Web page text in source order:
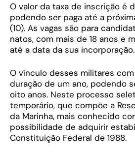
O valor da taxa de inscrição é
podendo ser paga até a
(10). As vagas são para
natos, com mais de 18 anos e
até a data da sua incorporação.
O vínculo desses militares
duração de um ano, podendo
oito anos. Neste processo
temporário, que compõe a
da Marinha, mais conhecido
possibilidade de adquirir
Constituição Federal de 1988.